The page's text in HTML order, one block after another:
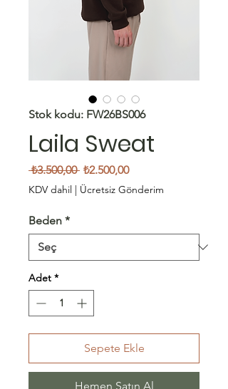
Stok kodu: FW26BS006
Laila Sweat
₺3.500,00 Normal
Fiyat
₺2.500,00İndirimli
Fiyat
KDV dahil | Ücretsiz Gönderim
Beden *
Adet *
Sepete Ekle
Hemen Satın Al